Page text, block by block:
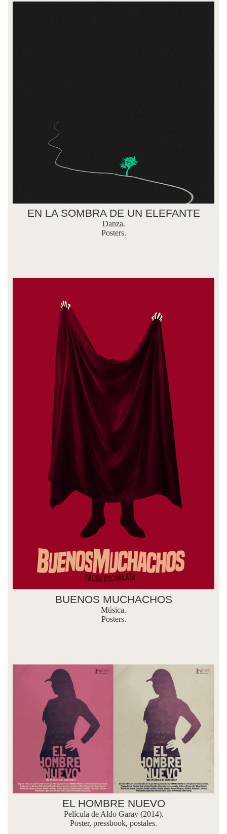
EN LA SOMBRA DE UN ELEFANTE
Danza.
Posters.
BUENOS MUCHACHOS
Música.
Posters.
EL HOMBRE NUEVO
Película de Aldo Garay (2014).
Poster, pressbook, postales.